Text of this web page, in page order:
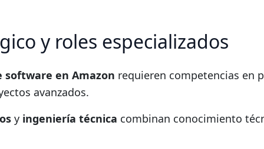
y roles especializados
software en Amazon requieren competencias en
avanzados.
y ingeniería técnica combinan conocimiento